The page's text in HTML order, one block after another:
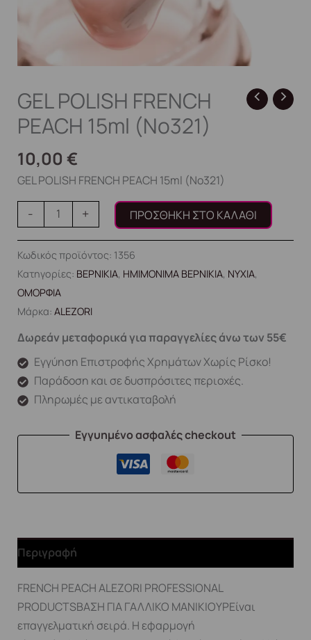
GEL POLISH FRENCH
PEACH 15ml (No321)
10,00 €
GEL POLISH FRENCH PEACH 15ml (No321)
- + ΠΡΟΣΘΉΚΗ ΣΤΟ ΚΑΛΆΘΙ
Κωδικός προϊόντος: 1356
Κατηγορίες: ΒΕΡΝΙΚΙΑ, ΗΜΙΜΟΝΙΜΑ ΒΕΡΝΙΚΙΑ, ΝΥΧΙΑ,
ΟΜΟΡΦΙΑ
Μάρκα: ALEZORI
Δωρεάν μεταφορικά για παραγγελίες άνω των 55€
Εγγύηση Επιστροφής Χρημάτων Χωρίς Ρίσκο!
Παράδοση και σε δυσπρόσιτες περιοχές.
Πληρωμές με αντικαταβολή
Εγγυημένο ασφαλές checkout
Περιγραφή
FRENCH PEACH ALEZORI PROFESSIONAL
PRODUCTSΒΑΣΗ ΓΙΑ ΓΑΛΛΙΚΟ ΜΑΝΙΚΙΟΥΡΕίναι
επαγγελματική σειρά. Η εφαρμογή